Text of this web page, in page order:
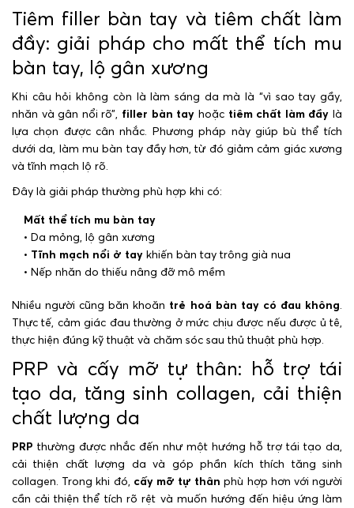
Tiêm filler bàn tay và tiêm chất làm
đầy: giải pháp cho mất thể tích mu
bàn tay, lộ gân xương
Khi câu hỏi không còn là làm sáng da mà là “vì sao tay gầy,
nhăn và gân nổi rõ”, filler bàn tay hoặc tiêm chất làm đầy là
lựa chọn được cân nhắc. Phương pháp này giúp bù thể tích
dưới da, làm mu bàn tay đầy hơn, từ đó giảm cảm giác xương
và tĩnh mạch lộ rõ.
Đây là giải pháp thường phù hợp khi có:
Mất thể tích mu bàn tay
• Da mỏng, lộ gân xương
• Tĩnh mạch nổi ở tay khiến bàn tay trông già nua
• Nếp nhăn do thiếu nâng đỡ mô mềm
Nhiều người cũng băn khoăn trẻ hoá bàn tay có đau không.
Thực tế, cảm giác đau thường ở mức chịu được nếu được ủ tê,
thực hiện đúng kỹ thuật và chăm sóc sau thủ thuật phù hợp.
PRP và cấy mỡ tự thân: hỗ trợ tái
tạo da, tăng sinh collagen, cải thiện
chất lượng da
PRP thường được nhắc đến như một hướng hỗ trợ tái tạo da,
cải thiện chất lượng da và góp phần kích thích tăng sinh
collagen. Trong khi đó, cấy mỡ tự thân phù hợp hơn với người
cần cải thiện thể tích rõ rệt và muốn hướng đến hiệu ứng làm